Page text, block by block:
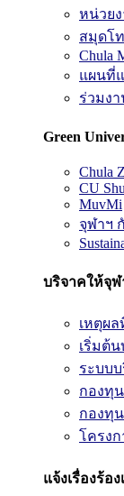
หน่วย
สมุดโ
Chula
แผนที่
ร่วมง
Green
Chula
CU
MuvMi
จุฬาฯ
บริจาคให้จุฬ
เหตุผ
เริ่มต้
ระบบ
กองทุ
กองทุ
โครง
แจ้งเรื่องร้อ